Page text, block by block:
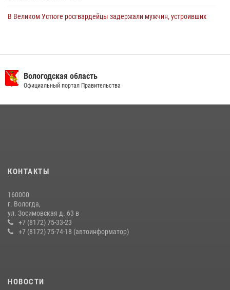
В Великом Устюге росгвардейцы задержали мужчин, устроивших
задержали сотрудники вневедомственной охраны Росгвардии за
минувшую неделю
взаимодействие по профилактике мошенничеств
В ВОЛОГДЕ РОСГВАРДЕЙЦЫ ЗАДЕРЖАЛИ МУЖЧИНУ,
ОТКАЗЫВАВШЕГОСЯ ОСВОБОДИТЬ НОМЕР В ГОСТИНИЦЕ
24 июля 2026, 07:32
Вологодская область
Официальный портал Правительства
КОНТАКТЫ
160000
г. Вологда,
ул. Зосимовская д. 63 в
+7 (8172) 75-33-23
+7 (8172) 75-74-18 (автоинформатор)
НОВОСТИ